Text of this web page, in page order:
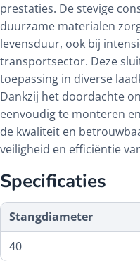
prestaties. De stevige
duurzame materialen
levensduur, ook bij
transportsector. Deze
toepassing in diverse
Dankzij het doordachte
eenvoudig te monteren
de kwaliteit en
veiligheid en efficiëntie
Specificaties
Stangdiameter
40